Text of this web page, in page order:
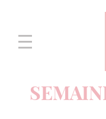
menu